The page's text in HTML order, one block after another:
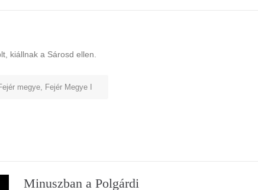
kiállnak a Sárosd ellen.
megye, Fejér Megye I
Minuszban a Polgárdi